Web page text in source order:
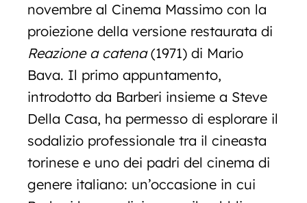
novembre al Cinema Massimo con la
proiezione della versione restaurata di
Reazione a catena(1971) di Mario
Bava. Il primo appuntamento,
introdotto da Barberi insieme a Steve
Della Casa, ha permesso di esplorare il
sodalizio professionale tra il cineasta
torinese e uno dei padri del cinema di
genere italiano: un’occasione in cui